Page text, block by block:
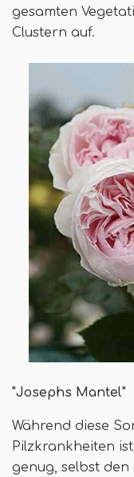
gesamten
Clustern auf.
"Josephs Mantel"
Während diese
Pilzkrankheiten
genug, selbst